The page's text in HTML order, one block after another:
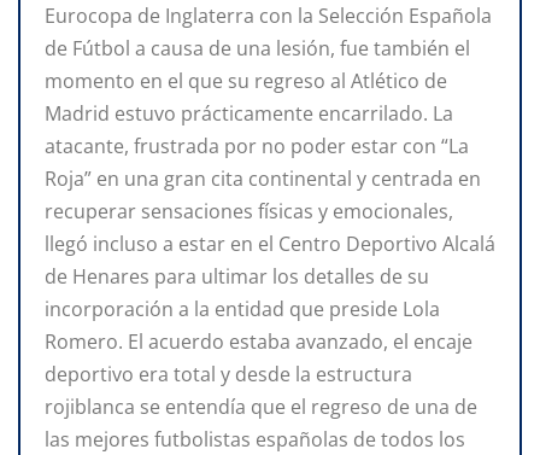
Eurocopa de Inglaterra con la Selección Española
de Fútbol a causa de una lesión, fue también el
momento en el que su regreso al Atlético de
Madrid estuvo prácticamente encarrilado. La
atacante, frustrada por no poder estar con “La
Roja” en una gran cita continental y centrada en
recuperar sensaciones físicas y emocionales,
llegó incluso a estar en el Centro Deportivo Alcalá
de Henares para ultimar los detalles de su
incorporación a la entidad que preside Lola
Romero. El acuerdo estaba avanzado, el encaje
deportivo era total y desde la estructura
rojiblanca se entendía que el regreso de una de
las mejores futbolistas españolas de todos los